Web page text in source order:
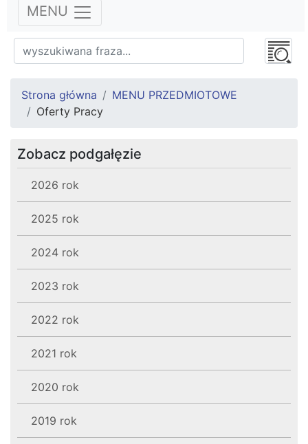
MENU
Strona główna
MENU PRZEDMIOTOWE
Oferty Pracy
Zobacz podgałęzie
2026 rok
2025 rok
2024 rok
2023 rok
2022 rok
2021 rok
2020 rok
2019 rok